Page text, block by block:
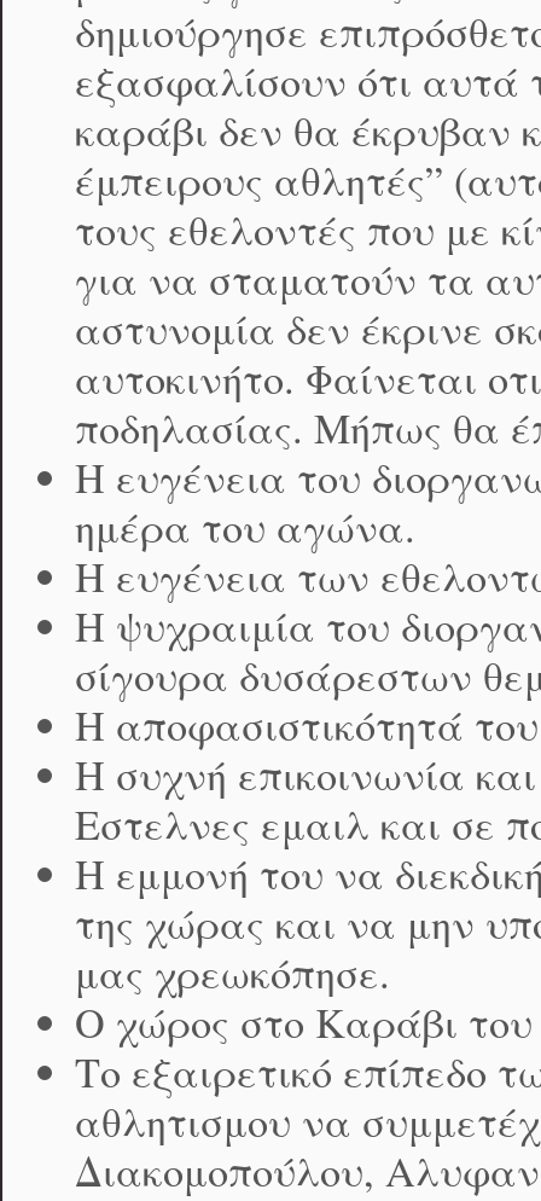
δημιούργησε
εξασφαλίσουν ότι αυτά
καράβι δεν θα έκρυβαν
έμπειρους αθλητές”
τους εθελοντές που με
για να σταματούν τα
αστυνομία δεν έκρινε
αυτοκινήτο. Φαίνεται
ποδηλασίας. Μήπως θα
Η ευγένεια του
ημέρα του αγώνα.
Η ευγένεια των
Η ψυχραιμία του
σίγουρα δυσάρεστων
Η αποφασιστικότητά
Η συχνή επικοινωνία
Εστελνες εμαιλ και σε
Η εμμονή του να
της χώρας και να μην
μας χρεωκόπησε.
Ο χώρος στο Καράβι του
Το εξαιρετικό επίπεδο
αθλητισμου να
Διακομοπούλου,